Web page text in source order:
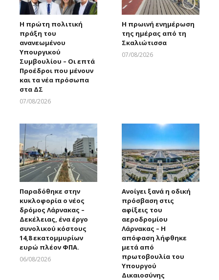
Η πρώτη πολιτική
πράξη του
ανανεωμένου
Υπουργικού
Συμβουλίου – Οι επτά
Προέδροι που μένουν
και τα νέα πρόσωπα
στα ΔΣ
07/08/2026
Η πρωινή ενημέρωση
της ημέρας από τη
Σκαλιώτισσα
07/08/2026
Παραδόθηκε στην
κυκλοφορία ο νέος
δρόμος Λάρνακας –
Δεκέλειας, ένα έργο
συνολικού κόστους
14,8 εκατομμυρίων
ευρώ πλέον ΦΠΑ.
06/08/2026
Ανοίγει ξανά η οδική
πρόσβαση στις
αφίξεις του
αεροδρομίου
Λάρνακας – Η
απόφαση λήφθηκε
μετά από
πρωτοβουλία του
Υπουργού
Δικαιοσύνης